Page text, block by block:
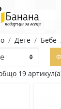
Дете Бебе
19